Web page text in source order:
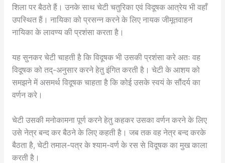
शिला पर बैठते हैं। उनके साथ चेटी चतुरिका एवं विदूषक आत्रेय भी वहाँ
उपस्थित हैं। नायिका को प्रसन्न करने के लिए नायक जीमूतवाहन
नायिका के लावण्य की प्रशंसा करता है।
यह सुनकर चेटी चाहती है कि विदूषक भी उसकी प्रशंसा करे अतः वह
विदूषक को तद्-अनुसार करने हेतु इंगित करती है। चेटी के आशय को
समझने में असमर्थ विदूषक चाहता है कि कोई उसके स्वयं के सौंदर्य का
वर्णन करे।
चेटी उसकी मनोकामना पूर्ण करने हेतु कहकर उसका वर्णन करने के लिए
उसे नेत्र बन्द कर बैठने के लिए कहती है। जब तक वह नेत्र बन्द करके
बैठता है, चेटी तमाल-पत्र के श्याम-वर्ण के रस से विदूषक का मुख काला
करती है।